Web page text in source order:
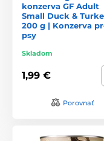
konzerva GF Adult
Small Duck &
200 g | Konzerva
psy
Skladom
1,99 €
Porovnať